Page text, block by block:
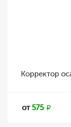
Корректор
от575